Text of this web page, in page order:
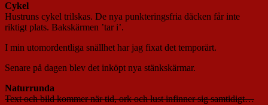
Cykel
Hustruns cykel trilskas. De nya punkteringsfria däcken får inte
riktigt plats. Bakskärmen ’tar i’.
I min utomordentliga snällhet har jag fixat det temporärt.
Senare på dagen blev det inköpt nya stänkskärmar.
Naturrunda
Text och bild kommer när tid, ork och lust infinner sig samtidigt…